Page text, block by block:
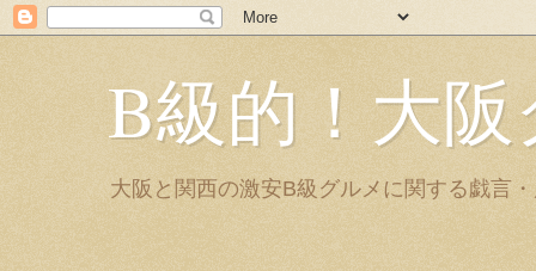
B級的！大
大阪と関西の激安B級グルメに関する戯言